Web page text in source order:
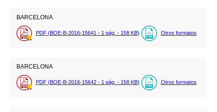
BARCELONA
PDF (BOE-B-2016-15641 - 1 pág. - 158 KB) Otros formatos
BARCELONA
PDF (BOE-B-2016-15642 - 1 pág. - 158 KB) Otros formatos